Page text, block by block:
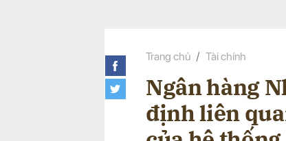
Trang chủ Tài chính
Ngân hàng
định liên